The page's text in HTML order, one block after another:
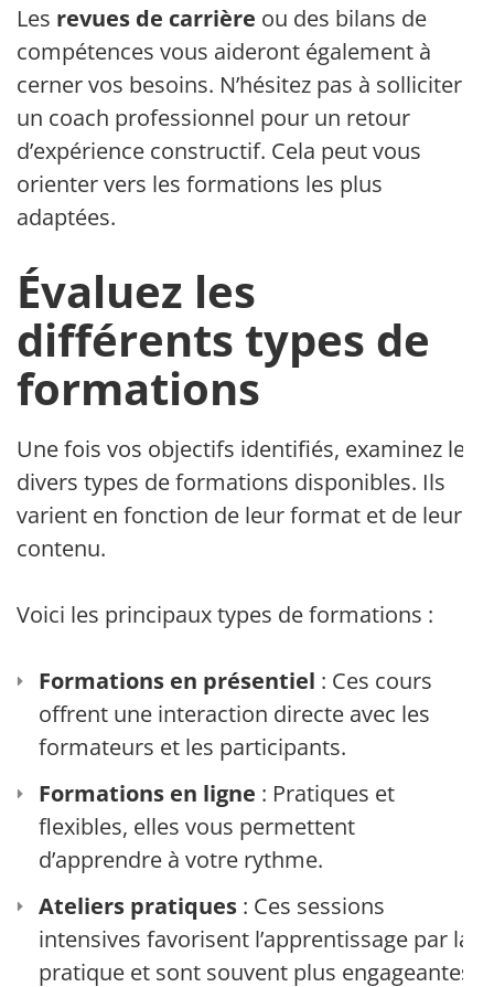
Les revues de carrière ou des bilans de
compétences vous aideront également à
cerner vos besoins. N’hésitez pas à solliciter
un coach professionnel pour un retour
d’expérience constructif. Cela peut vous
orienter vers les formations les plus
adaptées.
Évaluez les
différents types de
formations
Une fois vos objectifs identifiés, examinez les
divers types de formations disponibles. Ils
varient en fonction de leur format et de leur
contenu.
Voici les principaux types de formations :
Formations en présentiel : Ces cours
offrent une interaction directe avec les
formateurs et les participants.
Formations en ligne : Pratiques et
flexibles, elles vous permettent
d’apprendre à votre rythme.
Ateliers pratiques : Ces sessions
intensives favorisent l’apprentissage par la
pratique et sont souvent plus engageantes.